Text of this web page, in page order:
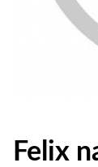
Felix